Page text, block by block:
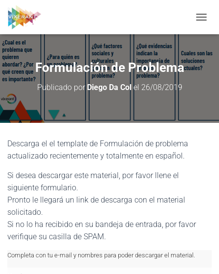
Formulación de Problema
Publicado por Diego Da Colel 26/08/2019
Descarga el el template de Formulación de problema
actualizado recientemente y totalmente en español.
Si desea descargar este material, por favor llene el
siguiente formulario.
Pronto le llegará un link de descarga con el material
solicitado.
Si no lo ha recibido en su bandeja de entrada, por favor
verifique su casilla de SPAM.
Completa con tu e-mail y nombres para poder descargar el material.